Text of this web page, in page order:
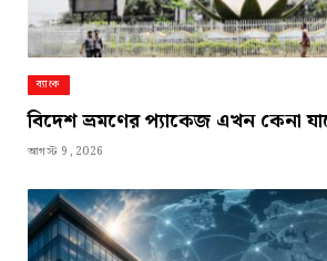
ব্যাংক
বিদেশ ভ্রমণের প্যাকেজ এখন কেনা
আগস্ট 9, 2026